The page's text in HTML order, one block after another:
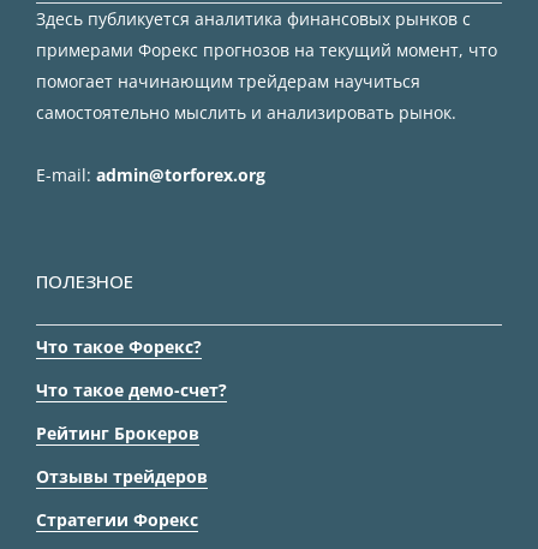
Здесь публикуется аналитика финансовых рынков с
примерами Форекс прогнозов на текущий момент, что
помогает начинающим трейдерам научиться
самостоятельно мыслить и анализировать рынок.
E-mail: admin@torforex.org
ПОЛЕЗНОЕ
Что такое Форекс?
Что такое демо-счет?
Рейтинг Брокеров
Отзывы трейдеров
Стратегии Форекс